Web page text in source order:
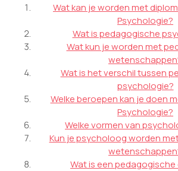
Wat kan je worden met
Psychologie?
Wat is pedagogische
Wat kun je worden met
Wat is het verschil tussen
psychologie?
Welke beroepen kan je doen
Psychologie?
Welke vormen van
Kun je psycholoog worden
Wat is een pedagogische